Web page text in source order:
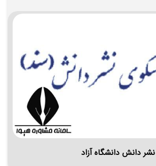
دانش دانشگاه آزاد